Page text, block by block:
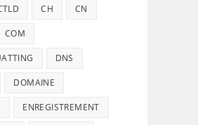
CH CN
COM
DNS
DOMAINE
ENREGISTREMENT